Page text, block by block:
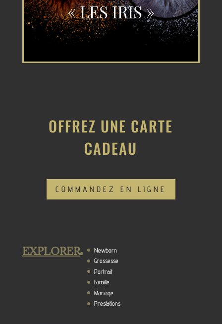
« LES IRIS »
OFFREZ UNE CARTE
CADEAU
COMMANDEZ EN LIGNE
EXPLORER
Newborn
Grossesse
Portrait
Famille
Mariage
Prestations